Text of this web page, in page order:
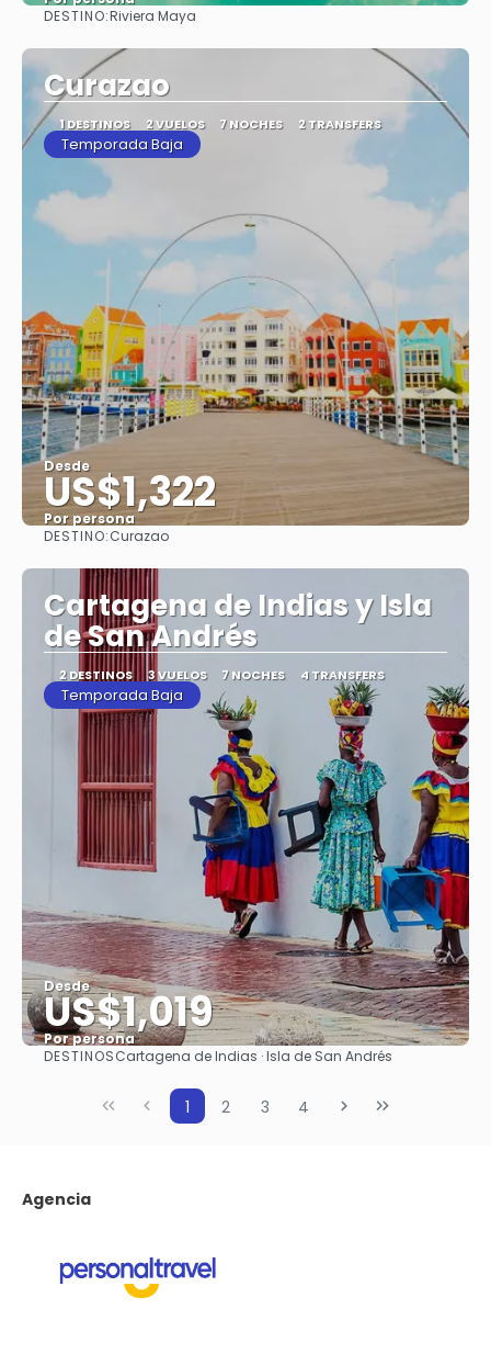
DESTINO:Riviera Maya
Curazao
1 DESTINOS 2 VUELOS 7 NOCHES 2 TRANSFERS
Temporada Baja
Desde
US$1,322
Por persona
DESTINO:Curazao
Cartagena de Indias y Isla
de San Andrés
2 DESTINOS 3 VUELOS 7 NOCHES 4 TRANSFERS
Temporada Baja
Desde
US$1,019
Por persona
Ver
DESTINOSCartagena de Indias · Isla de San Andrés
1 2 3 4
Agencia